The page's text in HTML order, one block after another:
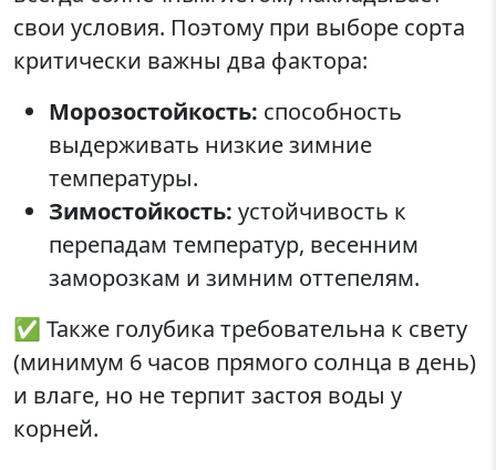
свои условия. Поэтому при выборе сорта
критически важны два фактора:
Морозостойкость: способность
выдерживать низкие зимние
температуры.
Зимостойкость: устойчивость к
перепадам температур, весенним
заморозкам и зимним оттепелям.
✅ Также голубика требовательна к свету
(минимум 6 часов прямого солнца в день)
и влаге, но не терпит застоя воды у
корней.